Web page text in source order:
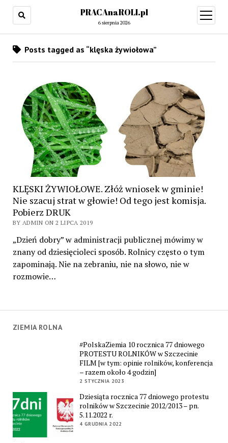
PRACAnaROLI.pl
6 sierpnia 2026
open
menu
ZIEMIA ROLNA
#PolskaZiemia 10 rocznica 77 dniowego
PROTESTU ROLNIKÓW w Szczecinie
FILM [w tym: opinie rolników, konferencja
– razem około 4 godzin]
2 STYCZNIA 2023
Dziesiąta rocznica 77 dniowego protestu
rolników w Szczecinie 2012/2013 – pn.
5.11.2022 r.
4 GRUDNIA 2022
Posts tagged as “klęska żywiołowa”
KLĘSKI ŻYWIOŁOWE. Złóż wniosek w gminie!
Nie szacuj strat w głowie! Od tego jest komisja.
Pobierz DRUK
BY ADMIN ON 2 LIPCA 2019
„Dzień dobry” w administracji publicznej mówimy w
znany od dziesięcioleci sposób. Rolnicy często o tym
zapominają. Nie na zebraniu, nie na słowo, nie w
rozmowie…